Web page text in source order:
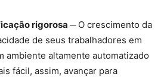
rigorosa ─ O crescimento da
de seus trabalhadores em
ambiente altamente automatizado
fácil, assim, avançar para